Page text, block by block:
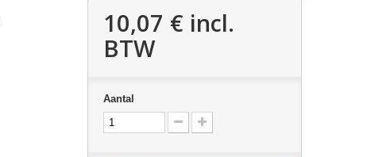
10,07 € incl.
BTW
Aantal